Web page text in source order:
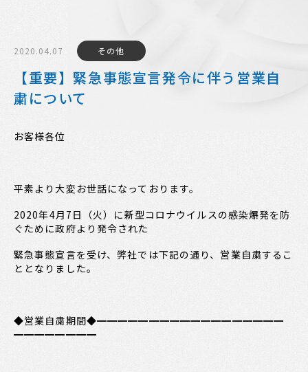
2020.04.07 その他
【重要】緊急事態宣言発令に伴う営業自
粛について
お客様各位
平素より大変お世話になっております。
2020年4月7日（火）に新型コロナウイルスの感染爆発を防
ぐために政府より発令された
緊急事態宣言を受け、弊社では下記の通り、営業自粛するこ
ととなりました。
◆営業自粛期間◆━━━━━━━━━━━━━━━━━━
━━━━━━━━